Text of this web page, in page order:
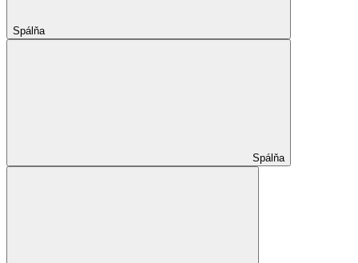
Spálňa
Spálňa